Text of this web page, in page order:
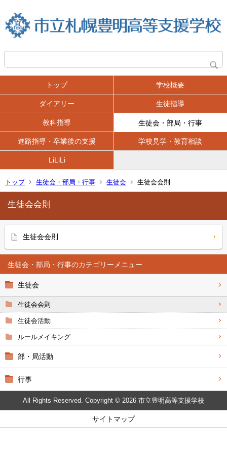
トップ 学校概要
ダイアリー 生徒指導
教科指導 生徒会・部局・行事
進路指導・卒業後の支援 学校見学・教育相談
LiLiLi
トップ 生徒会・部局・行事 生徒会 生徒会会則
生徒会・部局・行事
生徒会
生徒会会則
生徒会活動
ルールメイキング
部・局活動
行事
生徒会会則
生徒会会則
All Rights Reserved. Copyright © 2026 市立豊明高等支援学校
サイトマップ